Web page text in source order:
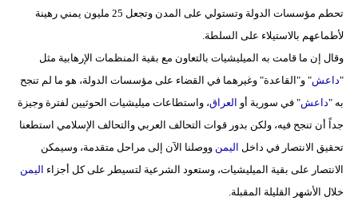
تحطم مؤسسات الدولة وتستولي على المدن وتجعل 25 مليون يمني رهينة
لأطماعهم بالاستيلاء على السلطة.
وقال إن ما قامت به الميليشيات بالتعاون مع بقية المنظمات الإرهابية مثل
"داعش" و"القاعدة" وغيرهما في القضاء على مؤسسات الدولة، هو ما لم تنجح
به "داعش" في سورية أو العراق، واستطاعات ميليشيات الحوثيين لفترة وجيزة
جداً أن تنجح فيه، ولكن بدور قوات التحالف العربي والتحالف الإسلامي استطعنا
تحقيق الانتصار في داخل اليمن ووصلنا الآن إلى مراحل متقدمة، وسيمكن
الانتصار على بقية الميليشيات، وستعود الشرعية لتسيطر على كل أجزاء اليمن
خلال الأشهر القليلة المقبلة.